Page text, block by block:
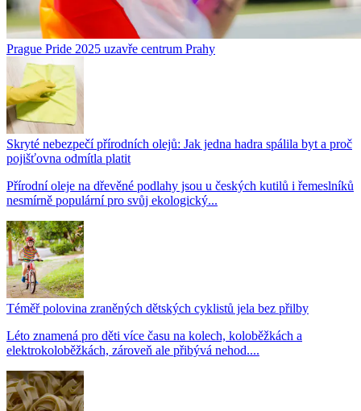
Prague Pride 2025 uzavře centrum Prahy
Skryté nebezpečí přírodních olejů: Jak jedna hadra spálila byt a proč
pojišťovna odmítla platit
Přírodní oleje na dřevěné podlahy jsou u českých kutilů i řemeslníků
nesmírně populární pro svůj ekologický...
Téměř polovina zraněných dětských cyklistů jela bez přilby
Léto znamená pro děti více času na kolech, koloběžkách a
elektrokoloběžkách, zároveň ale přibývá nehod....